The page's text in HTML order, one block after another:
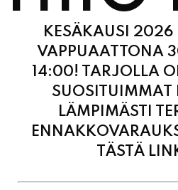
VAPPUAATTONA
14:00! TARJOLLA
LÄMPIMÄSTI
TÄSTÄ
MAANANTAI